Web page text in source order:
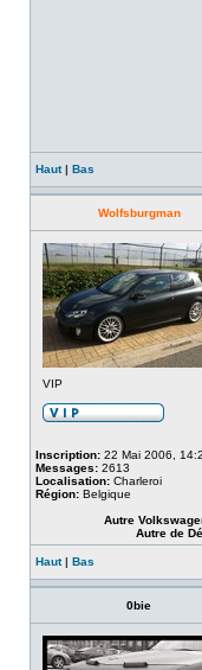
Haut| Bas
Wolfsburgman
VIP
Inscription: 22 Mai 2006,
Messages: 2613
Localisation: Charleroi
Région: Belgique
Autre
Autre de
Haut| Bas
0bie